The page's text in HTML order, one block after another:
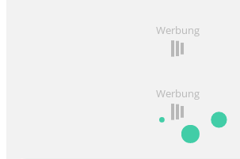
Werbung
Werbung